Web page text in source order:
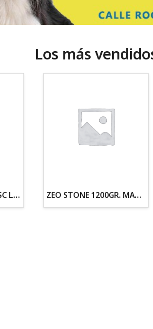
Los más
ZOGOFLEX DISCO ZISC L (21.6CM) FLUORESCENTE ZEO STONE 1200GR. MATERIAL FILTRANTE